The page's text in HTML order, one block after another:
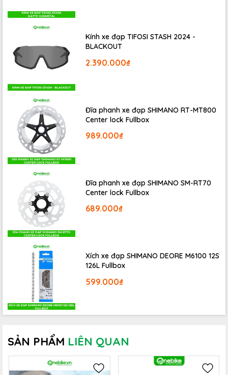
Kính xe đạp TIFOSI STASH 2024 -
BLACKOUT
2.390.000₫
Đĩa phanh xe đạp SHIMANO RT-MT800
Center lock Fullbox
989.000₫
Đĩa phanh xe đạp SHIMANO SM-RT70
Center lock Fullbox
689.000₫
Xích xe đạp SHIMANO DEORE M6100 12S
126L Fullbox
599.000₫
SẢN PHẨM LIÊN QUAN